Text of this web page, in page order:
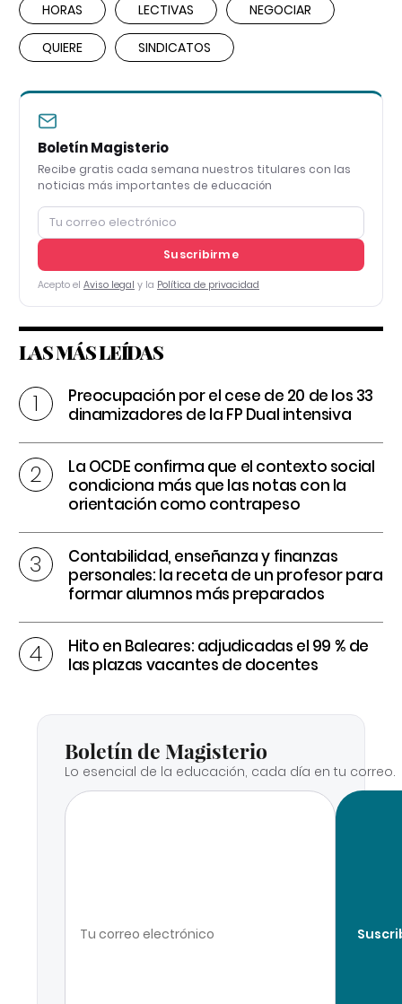
HORAS LECTIVAS NEGOCIAR
QUIERE SINDICATOS
Boletín Magisterio
Recibe gratis cada semana nuestros titulares con las
noticias más importantes de educación
Suscribirme
Acepto el Aviso legal y la Política de privacidad
LAS MÁS LEÍDAS
Preocupación por el cese de 20 de los 33
dinamizadores de la FP Dual intensiva
La OCDE confirma que el contexto social
condiciona más que las notas con la
orientación como contrapeso
Contabilidad, enseñanza y finanzas
personales: la receta de un profesor para
formar alumnos más preparados
Hito en Baleares: adjudicadas el 99 % de
las plazas vacantes de docentes
Boletín de Magisterio
Lo esencial de la educación, cada día en tu correo.